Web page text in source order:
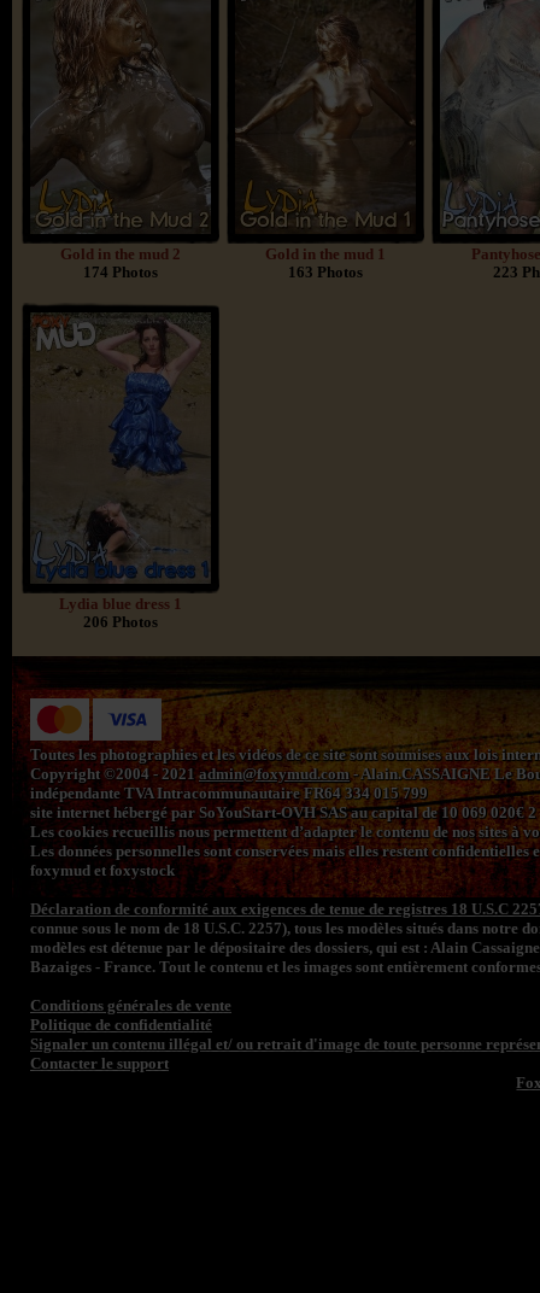
Gold in the mud 2
174 Photos
Gold in the mud 1
163 Photos
223
Lydia blue dress 1
206 Photos
Toutes les photographies et les vidéos de ce site sont soumises aux lois
Copyright ©2004 - 2021admin@foxymud.com- Alain.CASSAIGNE Le
indépendante TVA Intracommunautaire FR64 334 015 799
site internet hébergé par SoYouStart-OVH SAS au capital de 10 069 020€
Les cookies recueillis nous permettent d’adapter le contenu de nos sites à
Les données personnelles sont conservées mais elles restent
foxymud et foxystock
Déclaration de conformité aux exigences de tenue de registres 18 U.S.C
connue sous le nom de 18 U.S.C. 2257), tous les modèles situés dans
modèles est détenue par le dépositaire des dossiers, qui est : Alain
Bazaiges - France. Tout le contenu et les images sont entièrement
Conditions générales de vente
Politique de confidentialité
Signaler un contenu illégal et/ ou retrait d'image de toute personne
Contacter le support